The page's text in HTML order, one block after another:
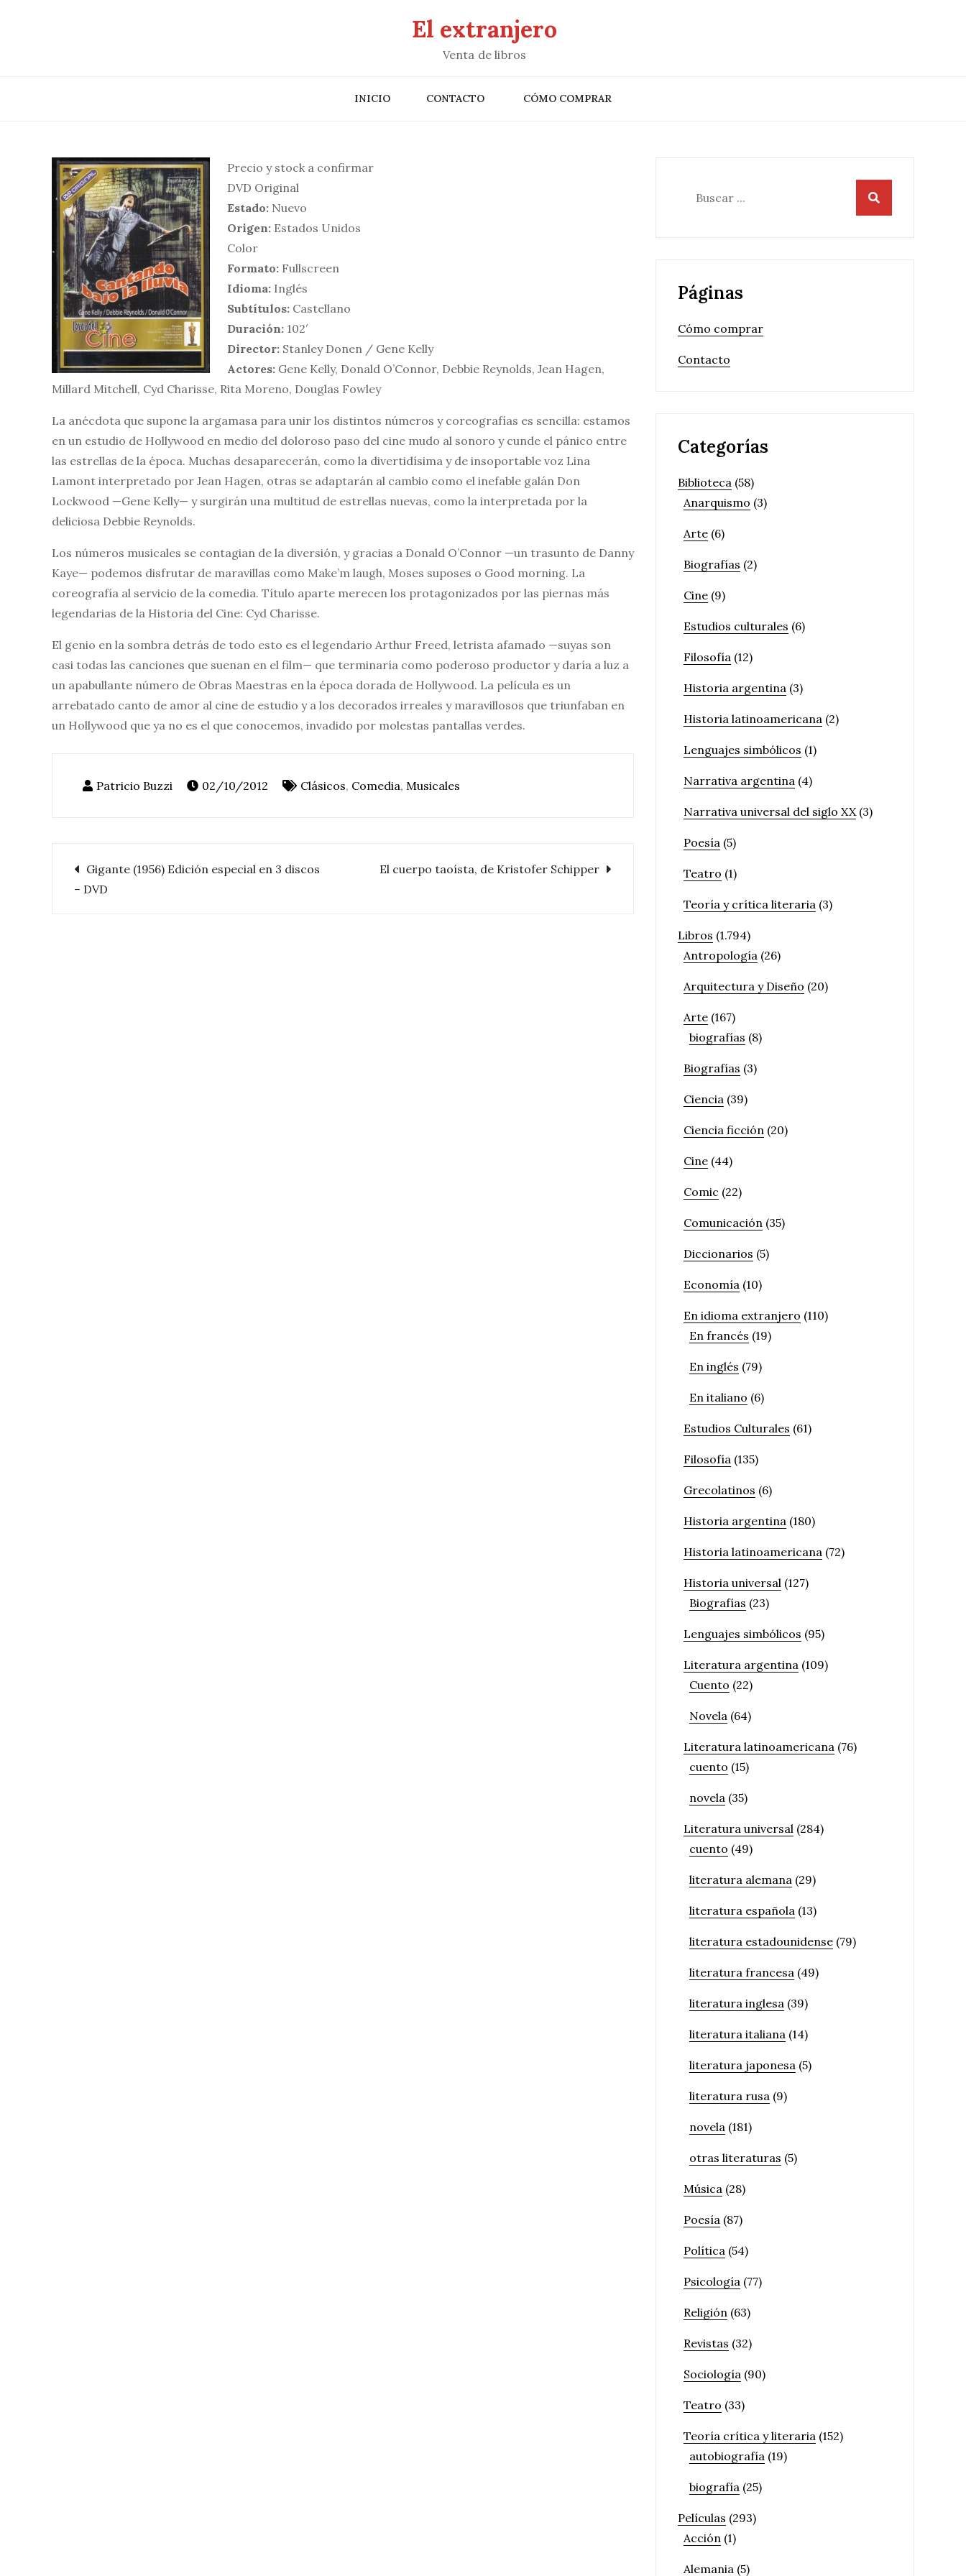
El extranjero
Venta de libros
INICIO CONTACTO CÓMO COMPRAR
Precio y stock a confirmar
DVD Original
Estado: Nuevo
Origen: Estados Unidos
Color
Formato: Fullscreen
Idioma: Inglés
Subtítulos: Castellano
Duración: 102′
Director: Stanley Donen / Gene Kelly
Actores: Gene Kelly, Donald O’Connor, Debbie Reynolds, Jean Hagen,
Millard Mitchell, Cyd Charisse, Rita Moreno, Douglas Fowley
La anécdota que supone la argamasa para unir los distintos números y coreografías es sencilla: estamos
en un estudio de Hollywood en medio del doloroso paso del cine mudo al sonoro y cunde el pánico entre
las estrellas de la época. Muchas desaparecerán, como la divertidísima y de insoportable voz Lina
Lamont interpretado por Jean Hagen, otras se adaptarán al cambio como el inefable galán Don
Lockwood —Gene Kelly— y surgirán una multitud de estrellas nuevas, como la interpretada por la
deliciosa Debbie Reynolds.
Los números musicales se contagian de la diversión, y gracias a Donald O’Connor —un trasunto de Danny
Kaye— podemos disfrutar de maravillas como Make’m laugh, Moses suposes o Good morning. La
coreografía al servicio de la comedia. Título aparte merecen los protagonizados por las piernas más
legendarias de la Historia del Cine: Cyd Charisse.
El genio en la sombra detrás de todo esto es el legendario Arthur Freed, letrista afamado —suyas son
casi todas las canciones que suenan en el film— que terminaría como poderoso productor y daría a luz a
un apabullante número de Obras Maestras en la época dorada de Hollywood. La película es un
arrebatado canto de amor al cine de estudio y a los decorados irreales y maravillosos que triunfaban en
un Hollywood que ya no es el que conocemos, invadido por molestas pantallas verdes.
02/10/2012 Clásicos, Comedia, Musicales
Navegación
Gigante (1956) Edición especial en 3 discos
– DVD
El cuerpo taoísta, de Kristofer Schipper
Páginas
Cómo comprar
Contacto
Categorías
Biblioteca (58)
Anarquismo (3)
Arte (6)
Biografías (2)
Cine (9)
Estudios culturales (6)
Filosofía (12)
Historia argentina (3)
Historia latinoamericana (2)
Lenguajes simbólicos (1)
Narrativa argentina (4)
Narrativa universal del siglo XX(3)
Poesía (5)
Teatro (1)
Teoría y crítica literaria (3)
Libros (1.794)
Antropología (26)
Arquitectura y Diseño (20)
Arte (167)
biografías (8)
Biografías (3)
Ciencia (39)
Ciencia ficción (20)
Cine (44)
Comic (22)
Comunicación (35)
Diccionarios (5)
Economía (10)
En idioma extranjero (110)
En francés (19)
En inglés (79)
En italiano (6)
Estudios Culturales (61)
Filosofía (135)
Grecolatinos (6)
Historia argentina (180)
Historia latinoamericana (72)
Historia universal (127)
Biografías (23)
Lenguajes simbólicos (95)
Literatura argentina (109)
Cuento (22)
Novela (64)
Literatura latinoamericana (76)
cuento (15)
novela (35)
Literatura universal (284)
cuento (49)
literatura alemana (29)
literatura española (13)
literatura estadounidense (79)
literatura francesa (49)
literatura inglesa (39)
literatura italiana (14)
literatura japonesa (5)
literatura rusa (9)
novela (181)
otras literaturas (5)
Música (28)
Poesía (87)
Política (54)
Psicología (77)
Religión (63)
Revistas (32)
Sociología (90)
Teatro (33)
Teoría crítica y literaria (152)
autobiografía (19)
biografía (25)
Películas (293)
Acción (1)
Alemania (5)